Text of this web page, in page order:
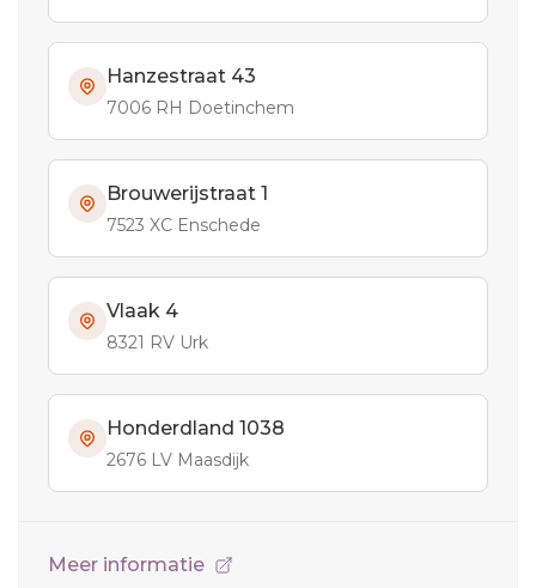
Hanzestraat 43
7006 RH Doetinchem
Brouwerijstraat 1
7523 XC Enschede
Vlaak 4
8321 RV Urk
Honderdland 1038
2676 LV Maasdijk
Meer informatie